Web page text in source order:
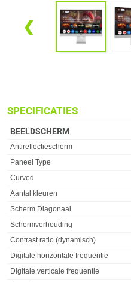
❮
SPECIFICATIES
BEELDSCHERM
Eigenschap Waarde
Antireflectiescherm
Paneel Type
Curved
Aantal kleuren
Scherm Diagonaal
Schermverhouding
Contrast ratio (dynamisch)
Digitale horizontale frequentie
Digitale verticale frequentie